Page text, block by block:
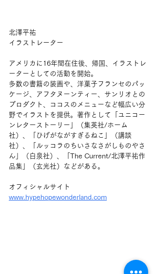
北澤平祐
イラストレーター
アメリカに16年間在住後、帰国、イラストレ
ーターとしての活動を開始。
多数の書籍の装画や、洋菓子フランセのパッ
ケージ、アフタヌーンティー、サンリオとの
プロダクト、ココスのメニューなど幅広い分
野でイラストを提供。著作として「ユニコー
ンレターストーリー」（集英社/ホーム
社）、「ひげがながすぎるねこ」（講談
社）、「ルッコラのちいさなさがしものやさ
ん」（白泉社）、「The Current/北澤平祐作
品集」（玄光社）などがある。
オフィシャルサイト
www.hypehopewonderland.com